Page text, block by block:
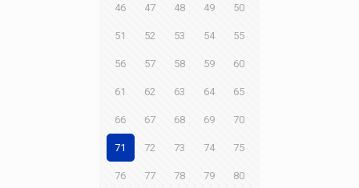
46 47 48 49 50
51 52 53 54 55
56 57 58 59 60
61 62 63 64 65
66 67 68 69 70
71 72 73 74 75
76 77 78 79 80